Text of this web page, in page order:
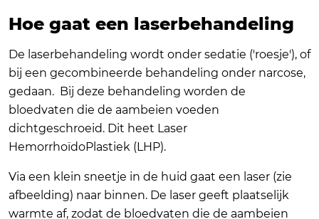
Hoe gaat een laserbehandeling
De laserbehandeling wordt onder sedatie ('roesje'), of
bij een gecombineerde behandeling onder narcose,
gedaan. Bij deze behandeling worden de
bloedvaten die de aambeien voeden
dichtgeschroeid. Dit heet Laser
HemorrhoïdoPlastiek (LHP).
Via een klein sneetje in de huid gaat een laser (zie
afbeelding) naar binnen. De laser geeft plaatselijk
warmte af, zodat de bloedvaten die de aambeien